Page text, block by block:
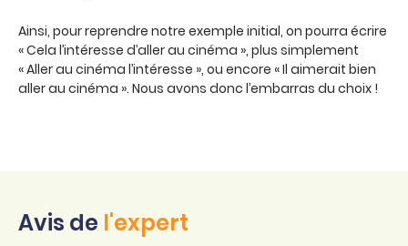
Ainsi, pour reprendre notre exemple initial, on pourra écrire
« Cela l’intéresse d’aller au cinéma », plus simplement
« Aller au cinéma l’intéresse », ou encore « Il aimerait bien
aller au cinéma ». Nous avons donc l’embarras du choix !
Avis de l'expert